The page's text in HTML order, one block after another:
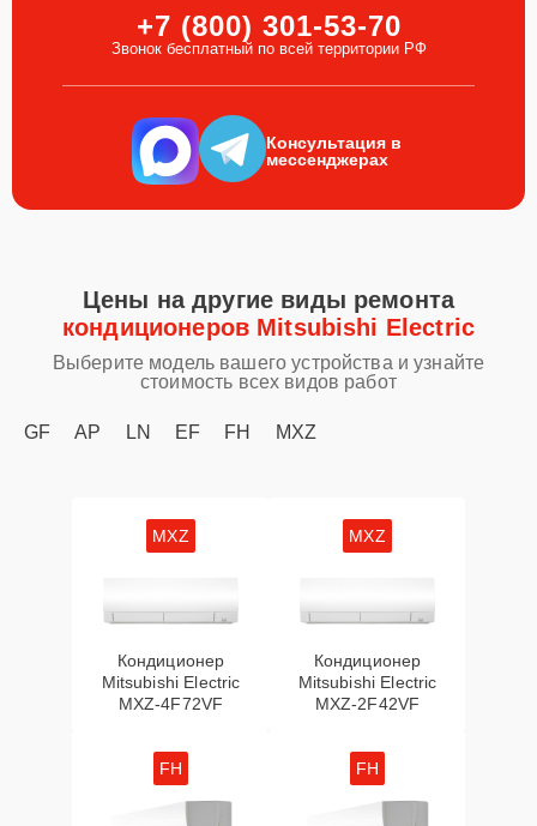
+7 (800) 301-53-70
Звонок бесплатный по всей территории РФ
Консультация в
мессенджерах
Цены на другие виды ремонта
кондиционеров Mitsubishi Electric
Выберите модель вашего устройства и узнайте
стоимость всех видов работ
GF AP LN EF FH MXZ
MXZ
Кондиционер
Mitsubishi Electric
MXZ-4F72VF
MXZ
Кондиционер
Mitsubishi Electric
MXZ-2F42VF
FH FH